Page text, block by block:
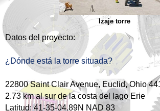
Izaje torre
Datos del proyecto:
¿Dónde está la torre situada?
22800 Saint Clair Avenue, Euclid, Ohio
2.73 km al sur de la costa del lago Erie
Latitud: 41-35-04.89N NAD 83